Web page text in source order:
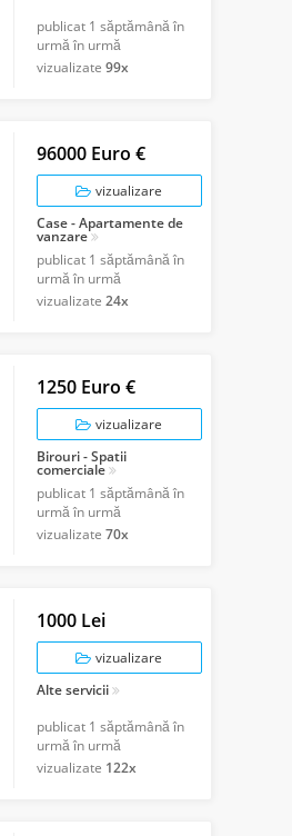
publicat 1 săptămână în
urmă în urmă
vizualizate 99x
96000 Euro €
vizualizare
Case - Apartamente de
vanzare
publicat 1 săptămână în
urmă în urmă
vizualizate 24x
1250 Euro €
vizualizare
Birouri - Spatii
comerciale
publicat 1 săptămână în
urmă în urmă
vizualizate 70x
1000 Lei
vizualizare
Alte servicii
publicat 1 săptămână în
urmă în urmă
vizualizate 122x